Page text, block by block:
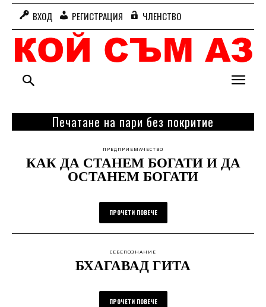
ВХОД РЕГИСТРАЦИЯ ЧЛЕНСТВО
Печатане на пари без покритие
ПРЕДПРИЕМАЧЕСТВО
КАК ДА СТАНЕМ БОГАТИ И ДА
ОСТАНЕМ БОГАТИ
ПРОЧЕТИ ПОВЕЧЕ
СЕБЕПОЗНАНИЕ
БХАГАВАД ГИТА
ПРОЧЕТИ ПОВЕЧЕ